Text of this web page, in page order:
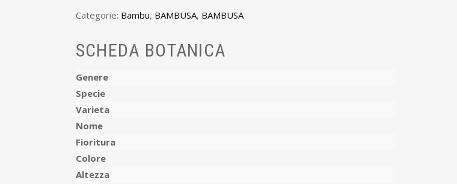
Categorie: Bambu, BAMBUSA, BAMBUSA
SCHEDA BOTANICA
Genere
Specie
Varieta
Nome
Fioritura
Colore
Altezza